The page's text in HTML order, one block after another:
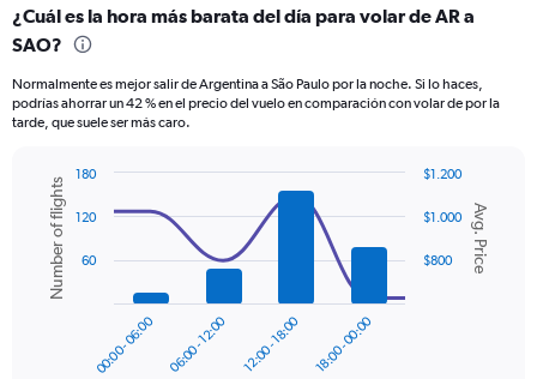
Range:
12
The
chart
has
axis
displaying
values.
Range:
¿Cuál es la hora más barata del día para volar de AR a
SAO?
Normalmente es mejor salir de Argentina a São Paulo por la noche. Si lo haces,
podrías ahorrar un 42 % en el precio del vuelo en comparación con volar de por la
tarde, que suele ser más caro.
Combination
chart
with
data
series.
Chart
graphic.
Avg. Price
Number of flights
00:00 - 06:00 06:00 - 12:00 12:00 - 18:00 18:00 - 00:00
$800
$1.000
$1.200
60
120
180